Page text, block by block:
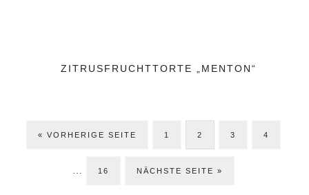
ZITRUSFRUCHTTORTE „MENTON“
« ZUR
VORHERIGE SEITE SEITE
1 SEITE
2 SEITE
3 SEITE
4
… SEITE
16 JETZT
NÄCHSTE SEITE »